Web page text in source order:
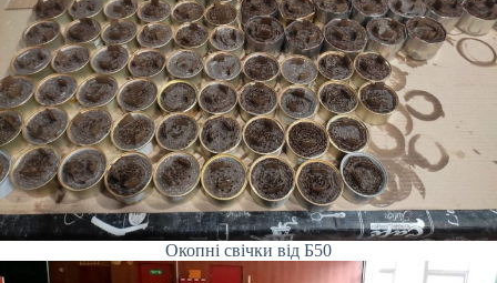
Окопні свічки від Б50